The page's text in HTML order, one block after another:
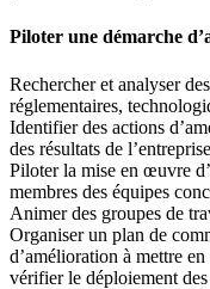
Piloter une démarche
Rechercher et analyser
réglementaires,
Identifier des actions
des résultats de
Piloter la mise en œuvre
membres des équipes
Animer des groupes de
Organiser un plan de
d’amélioration à mettre
vérifier le déploiement